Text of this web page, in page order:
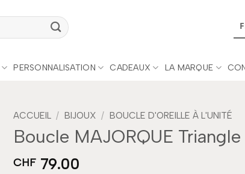
PERSONNALISATION CADEAUX LA MARQUE
ACCUEIL / BIJOUX / BOUCLE D'OREILLE À L'UNITÉ
Boucle MAJORQUE Triangle
CHF 79.00